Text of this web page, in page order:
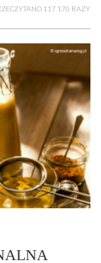
117 170 RAZY